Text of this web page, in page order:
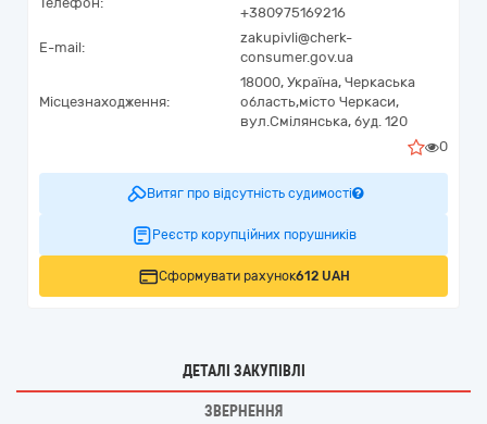
+380975169216
E-mail:
zakupivli@cherk-
consumer.gov.ua
Місцезнаходження:
18000, Україна, Черкаська
область,місто Черкаси,
вул.Смілянська, буд. 120
0
Витяг про відсутність судимості
Реєстр корупційних порушників
Сформувати рахунок612 UAH
ДЕТАЛІ ЗАКУПІВЛІ
ЗВЕРНЕННЯ